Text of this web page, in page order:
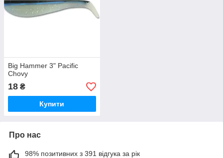
Big Hammer 3" Pacific
Chovy
18 ₴
Купити
Про нас
98% позитивних з 391 відгука за рік